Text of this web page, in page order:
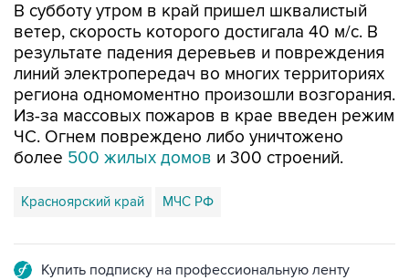
В субботу утром в край пришел шквалистый
ветер, скорость которого достигала 40 м/с. В
результате падения деревьев и повреждения
линий электропередач во многих территориях
региона одномоментно произошли возгорания.
Из-за массовых пожаров в крае введен режим
ЧС. Огнем повреждено либо уничтожено
более 500 жилых домов и 300 строений.
Красноярский край МЧС РФ
Купить подписку на профессиональную ленту